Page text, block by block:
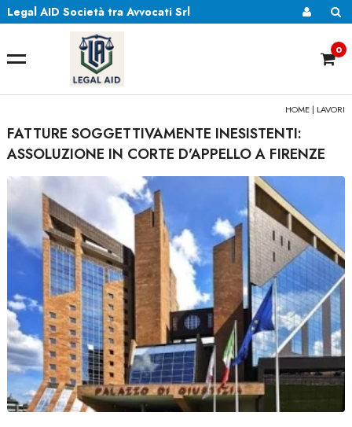
Legal AID Società tra Avvocati Srl
0
HOME | LAVORI
FATTURE SOGGETTIVAMENTE INESISTENTI:
ASSOLUZIONE IN CORTE D’APPELLO A FIRENZE